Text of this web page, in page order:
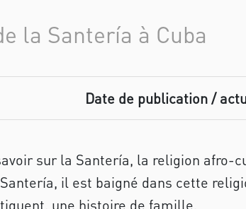
la Santería à Cuba
Date de publication /
sur la Santería, la religion afro-
il est baigné dans cette
une histoire de famille.